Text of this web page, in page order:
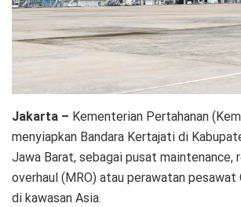
Jakarta – Kementerian Pertahanan
menyiapkan Bandara Kertajati di
Jawa Barat, sebagai pusat maintenance,
overhaul (MRO) atau perawatan
di kawasan Asia.